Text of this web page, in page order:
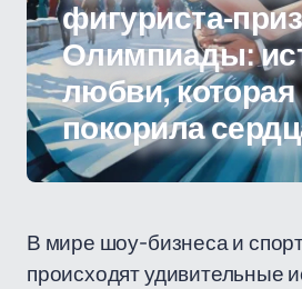
фигуриста-
Олимпиады:
любви, которая
покорила
В мире шоу-бизнеса и
происходят удивительные